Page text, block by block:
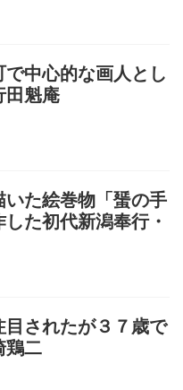
中心的な画人とし
田魁庵
いた絵巻物「蜑の手
た初代新潟奉行・
目されたが３７歳で
鶏二